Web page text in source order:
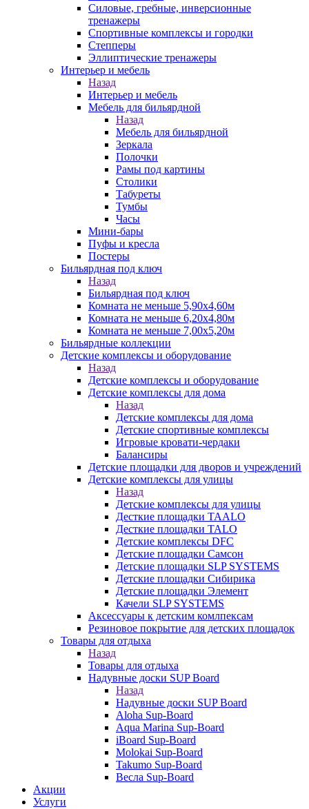
Силовые, гребные, инверсионные
тренажеры
Спортивные комплексы и городки
Степперы
Эллиптические тренажеры
Интерьер и мебель
Назад
Интерьер и мебель
Мебель для бильярдной
Назад
Мебель для бильярдной
Зеркала
Полочки
Рамы под картины
Столики
Табуреты
Тумбы
Часы
Мини-бары
Пуфы и кресла
Постеры
Бильярдная под ключ
Назад
Бильярдная под ключ
Комната не меньше 5,90х4,60м
Комната не меньше 6,20х4,80м
Комната не меньше 7,00х5,20м
Бильярдные коллекции
Детские комплексы и оборудование
Назад
Детские комплексы и оборудование
Детские комплексы для дома
Назад
Детские комплексы для дома
Детские спортивные комплексы
Игровые кровати-чердаки
Балансиры
Детские площадки для дворов и учреждений
Детские комплексы для улицы
Назад
Детские комплексы для улицы
Десткие площадки TAALO
Десткие площадки TALO
Детские комплексы DFC
Детские площадки Самсон
Детские площадки SLP SYSTEMS
Детские площадки Сибирика
Детские площадки Элемент
Качели SLP SYSTEMS
Аксессуары к детским комлпексам
Резиновое покрытие для детских площадок
Товары для отдыха
Назад
Товары для отдыха
Надувные доски SUP Board
Назад
Надувные доски SUP Board
Aloha Sup-Board
Aqua Marina Sup-Board
iBoard Sup-Board
Molokai Sup-Board
Takumo Sup-Board
Весла Sup-Board
Акции
Услуги